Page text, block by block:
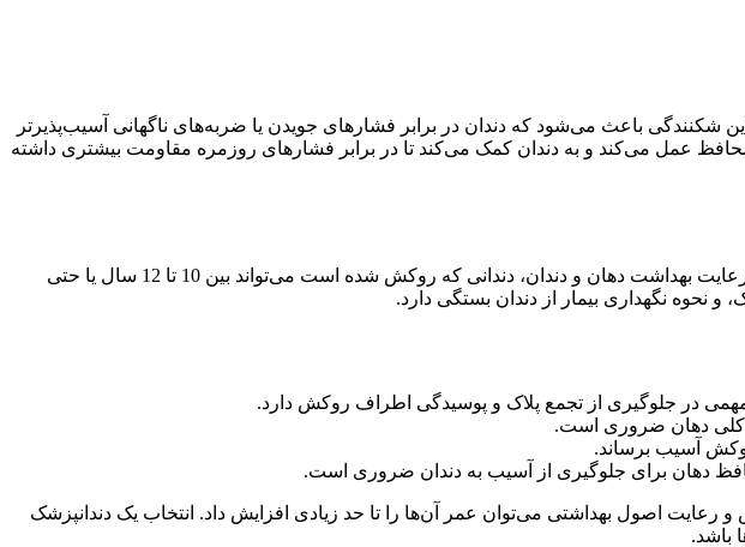
باعث می‌شود که دندان در برابر فشارهای جویدن یا ضربه‌های ناگهانی آسیب‌پذیرتر
عمل می‌کند و به دندان کمک می‌کند تا در برابر فشارهای روزمره مقاومت بیشتری داشته
روکش‌ها می‌توانند عمر دندان عصب‌کشی شده را به طور قابل توجهی افزایش دهند. با توجه به میزان مراقبت و رعایت بهداشت دهان و دندان، دندانی که روکش شده است می‌تواند بین 10 تا 12 سال یا حتی
نحوه نگهداری بیمار از دندان بستگی دارد.
در جلوگیری از تجمع پلاک و پوسیدگی اطراف روکش دارد.
کلی دهان ضروری است.
آسیب برساند.
دهان برای جلوگیری از آسیب به دندان ضروری است.
اصول بهداشتی می‌توان عمر آن‌ها را تا حد زیادی افزایش داد. انتخاب یک دندانپزشک
باشد.